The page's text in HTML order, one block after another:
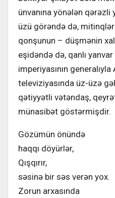
ünvanına yönələn qərəzli
üzü görəndə də,
qonşunun – düşmənin
eşidəndə də, qanlı
imperiyasının
televiziyasında üz-üzə
qətiyyətli vətəndaş,
münasibət göstərmişdir.
Gözümün önündə
haqqı döyürlər,
Qışqırır,
səsinə bir səs verən yox.
Zorun arxasında